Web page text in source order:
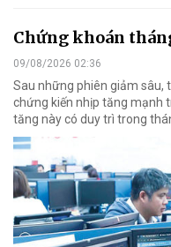
Chứng khoán
09/08/2026 02:36
Sau những phiên giảm sâu,
chứng kiến nhịp tăng mạnh
tăng này có duy trì trong